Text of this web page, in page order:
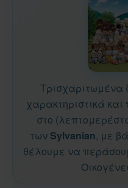
Τρισχαριτωμένα
χαρακτηριστικά
στο
των Sylvanian, με
θέλουμε να